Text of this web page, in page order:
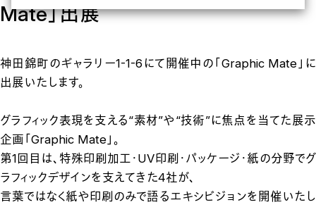
right. If we have detected an opt-out preference signal, then it
Mate」出展
神田錦町のギャラリー1-1-6にて開催中の「Graphic Mate」に
出展いたします。
グラフィック表現を支える“素材”や“技術”に焦点を当てた展示
企画「Graphic Mate」。
第1回目は、特殊印刷加工・UV印刷・パッケージ・紙の分野でグ
ラフィックデザインを支えてきた4社が、
言葉ではなく紙や印刷のみで語るエキシビジョンを開催いたし